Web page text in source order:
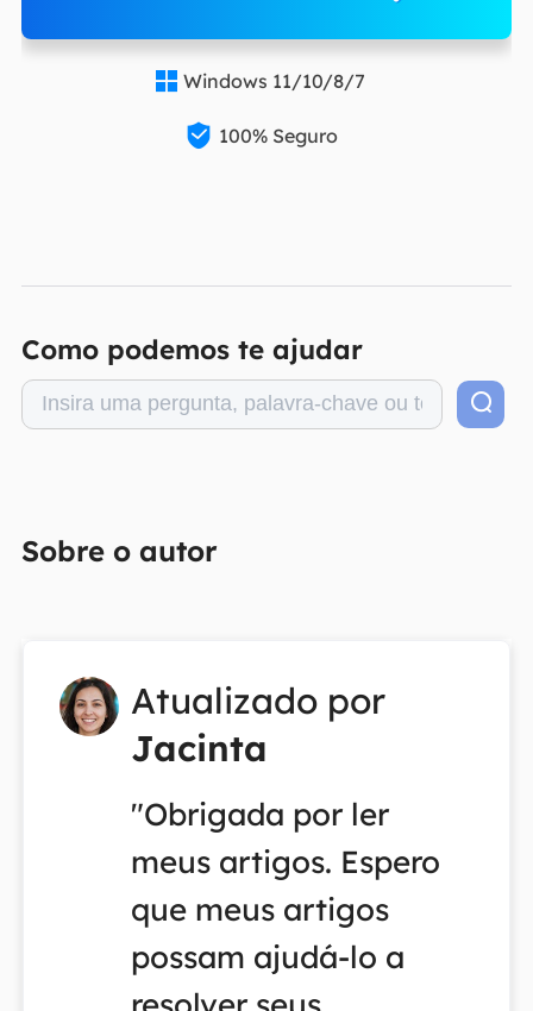
 Windows 11/10/8/7
 100% Seguro
Como podemos te ajudar
Sobre o autor
Atualizado por
Jacinta
"Obrigada por ler
meus artigos. Espero
que meus artigos
possam ajudá-lo a